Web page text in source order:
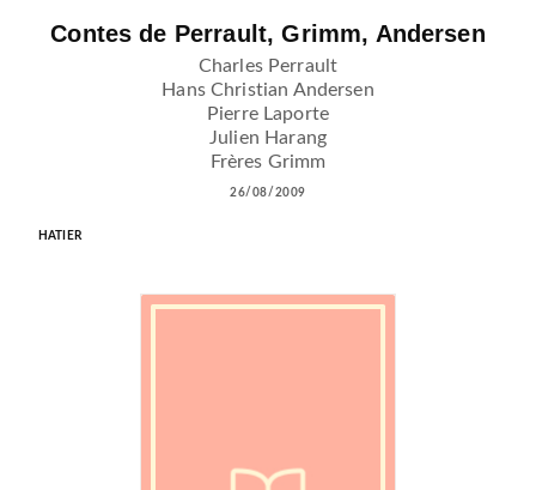
Contes de Perrault, Grimm, Andersen
Charles Perrault
Hans Christian Andersen
Pierre Laporte
Julien Harang
Frères Grimm
26/08/2009
HATIER